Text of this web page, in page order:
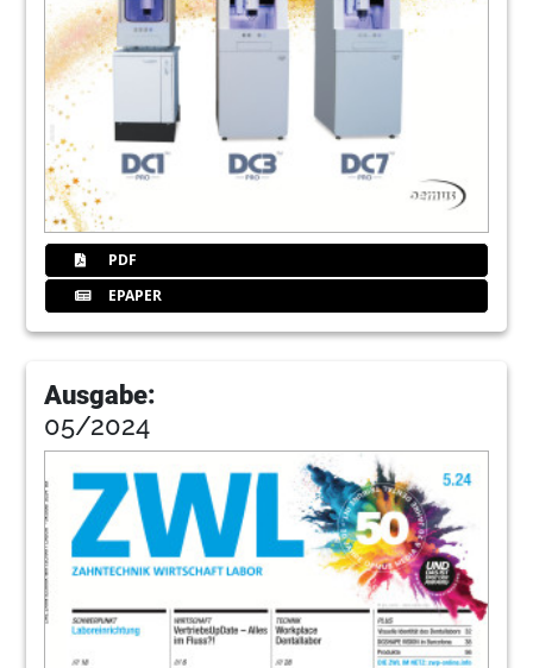
PDF
EPAPER
Ausgabe:
05/2024